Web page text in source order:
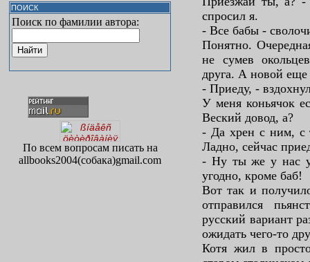
ПОИСК
Поиск по фамилии автора:
По всем вопросам писать на
allbooks2004(собака)gmail.com
спросил я.
- Все бабы -
Понятно.
не сумев
друга. А новой еще
- Приеду, -
У меня коньячок
Веский довод, а?
- Да хрен с ним, с
Ладно, сейчас
- Ну ты же у нас
угодно, кроме баб!
Вот так и
отправился
русский вариант
ожидать чего-то
Котя жил в